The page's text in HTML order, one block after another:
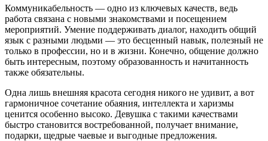
Коммуникабельность — одно из ключевых качеств, ведь
работа связана с новыми знакомствами и посещением
мероприятий. Умение поддерживать диалог, находить общий
язык с разными людьми — это бесценный навык, полезный не
только в профессии, но и в жизни. Конечно, общение должно
быть интересным, поэтому образованность и начитанность
также обязательны.
Одна лишь внешняя красота сегодня никого не удивит, а вот
гармоничное сочетание обаяния, интеллекта и харизмы
ценится особенно высоко. Девушка с такими качествами
быстро становится востребованной, получает внимание,
подарки, щедрые чаевые и выгодные предложения.